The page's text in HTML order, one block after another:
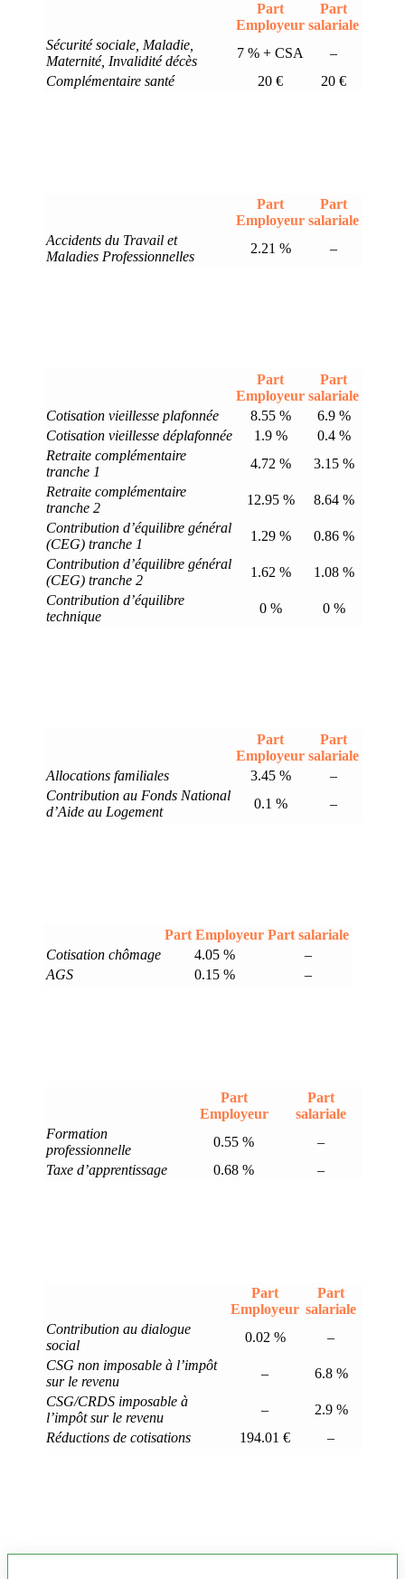
Part
Employeur
Part
salariale
Sécurité sociale, Maladie,
Maternité, Invalidité décès
7 % + CSA
–
Complémentaire santé
20 € 20 €
Part
Employeur
Part
salariale
Accidents du Travail et
Maladies Professionnelles
2.21 % –
Part
Employeur
Part
salariale
Cotisation vieillesse plafonnée
8.55 %
6.9 %
Cotisation vieillesse déplafonnée
1.9 %
0.4 %
Retraite complémentaire
tranche 1
4.72 %
3.15 %
Retraite complémentaire
tranche 2
12.95 %
8.64 %
Contribution d’équilibre général
(CEG) tranche 1
1.29 %
0.86 %
Contribution d’équilibre général
(CEG) tranche 2
1.62 %
1.08 %
Contribution d’équilibre
technique
0 % 0 %
Part
Employeur
Part
salariale
Allocations familiales
3.45 %
–
Contribution au Fonds National
d’Aide au Logement
0.1 % –
Part Employeur Part salariale
Cotisation chômage
4.05 %
–
AGS
0.15 % –
Part
Employeur
Part
salariale
Formation
professionnelle
0.55 %
–
Taxe d’apprentissage
0.68 % –
Part
Employeur
Part
salariale
Contribution au dialogue
social
0.02 %
–
CSG non imposable à l’impôt
sur le revenu
–
6.8 %
CSG/CRDS imposable à
l’impôt sur le revenu
–
2.9 %
Réductions de cotisations
194.01 € –